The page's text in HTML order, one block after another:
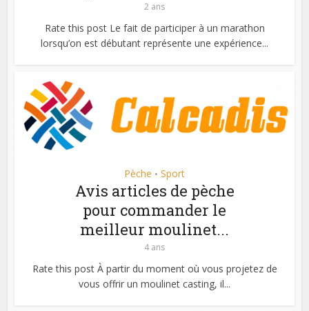
2 ans
Rate this post Le fait de participer à un marathon
lorsqu’on est débutant représente une expérience...
Pèche • Sport
Avis articles de pèche
pour commander le
meilleur moulinet...
4 ans
Rate this post À partir du moment où vous projetez de
vous offrir un moulinet casting, il...